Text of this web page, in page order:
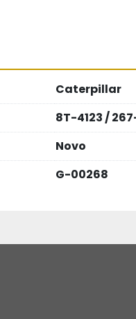
Caterpillar
8T-4123 /
Novo
G-00268